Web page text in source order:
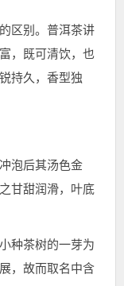
区别。普洱茶讲
，既可清饮，也
持久，香型独
泡后其汤色金
甘甜润滑，叶底
种茶树的一芽为
，故而取名中含